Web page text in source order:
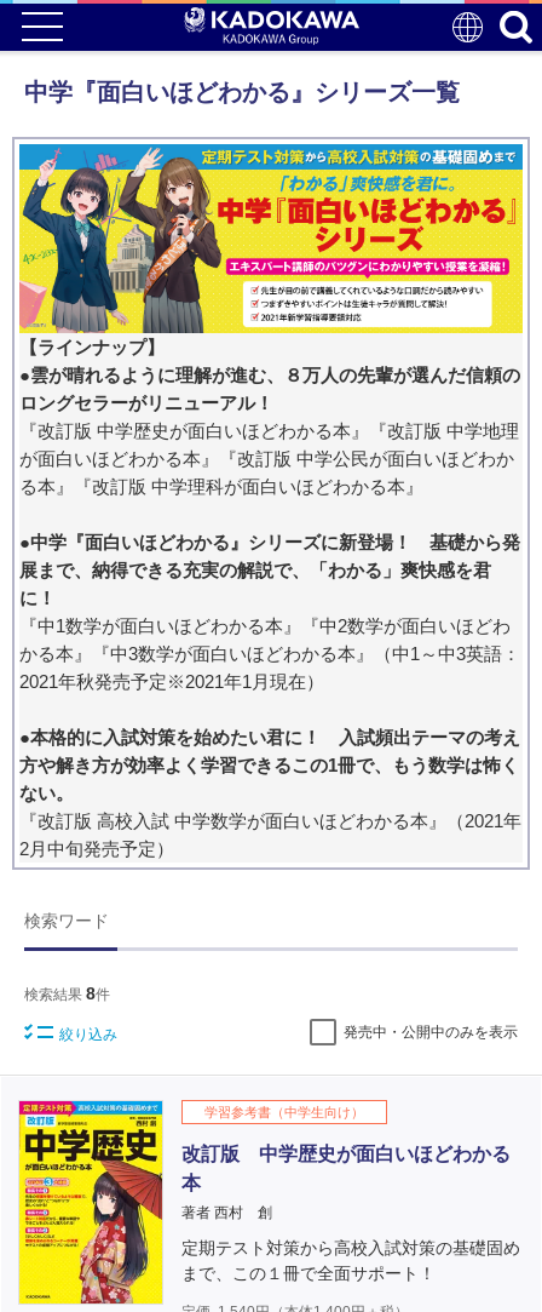
中学『面白いほどわかる』シリーズ一覧
【ラインナップ】
●雲が晴れるように理解が進む、８万人の先輩が選んだ信頼の
ロングセラーがリニューアル！
『改訂版 中学歴史が面白いほどわかる本』『改訂版 中学地理
が面白いほどわかる本』『改訂版 中学公民が面白いほどわか
る本』『改訂版 中学理科が面白いほどわかる本』
●中学『面白いほどわかる』シリーズに新登場！ 基礎から発
展まで、納得できる充実の解説で、「わかる」爽快感を君
に！
『中1数学が面白いほどわかる本』『中2数学が面白いほどわ
かる本』『中3数学が面白いほどわかる本』（中1～中3英語：
2021年秋発売予定※2021年1月現在）
●本格的に入試対策を始めたい君に！ 入試頻出テーマの考え
方や解き方が効率よく学習できるこの1冊で、もう数学は怖く
ない。
『改訂版 高校入試 中学数学が面白いほどわかる本』（2021年
2月中旬発売予定）
検索ワード
検索結果 8件
絞り込み 発売中・公開中のみを表示
学習参考書（中学生向け）
改訂版 中学歴史が面白いほどわかる
本
著者 西村 創
定期テスト対策から高校入試対策の基礎固め
まで、この１冊で全面サポート！